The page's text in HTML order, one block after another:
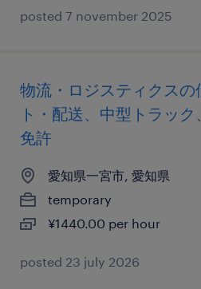
posted 7 november 2025
物流・ロジスティクスの
ト・配送、中型トラッ
免許
愛知県一宮市, 愛知県
temporary
¥1440.00 per hour
posted 23 july 2026